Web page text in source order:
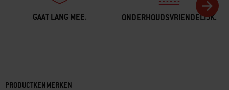
GAAT LANG MEE. ONDERHOUDSVRIENDELIJK.
PRODUCTKENMERKEN